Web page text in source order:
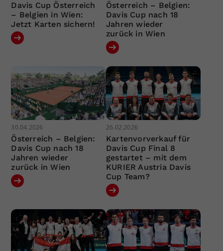
Davis Cup Österreich
– Belgien in Wien:
Jetzt Karten sichern!
Österreich – Belgien:
Davis Cup nach 18
Jahren wieder
zurück in Wien
30.04.2026
Österreich – Belgien:
Davis Cup nach 18
Jahren wieder
zurück in Wien
26.02.2026
Kartenvorverkauf für
Davis Cup Final 8
gestartet – mit dem
KURIER Austria Davis
Cup Team?